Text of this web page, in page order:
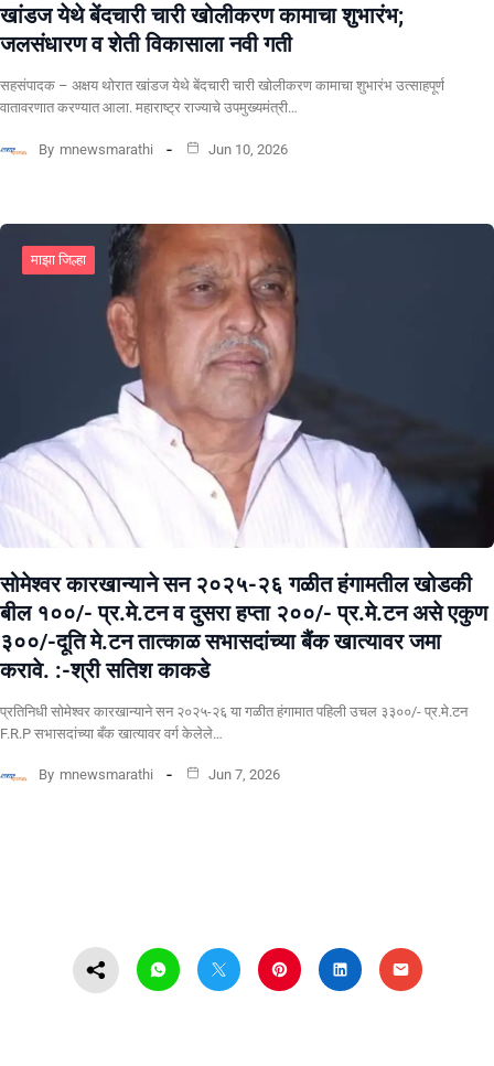
खांडज येथे बेंदचारी चारी खोलीकरण कामाचा शुभारंभ;
जलसंधारण व शेती विकासाला नवी गती
सहसंपादक – अक्षय थोरात खांडज येथे बेंदचारी चारी खोलीकरण कामाचा शुभारंभ उत्साहपूर्ण
वातावरणात करण्यात आला. महाराष्ट्र राज्याचे उपमुख्यमंत्री…
By mnewsmarathi Jun 10, 2026
माझा जिल्हा
सोमेश्वर कारखान्याने सन २०२५-२६ गळीत हंगामतील खोडकी
बील १००/- प्र.मे.टन व दुसरा हप्ता २००/- प्र.मे.टन असे एकुण
३००/-दूति मे.टन तात्काळ सभासदांच्या बैंक खात्यावर जमा
करावे. :-श्री सतिश काकडे
प्रतिनिधी सोमेश्वर कारखान्याने सन २०२५-२६ या गळीत हंगामात पहिली उचल ३३००/- प्र.मे.टन
F.R.P सभासदांच्या बँक खात्यावर वर्ग केलेले…
By mnewsmarathi Jun 7, 2026